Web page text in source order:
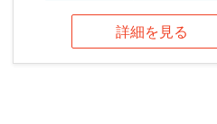
詳細を見る